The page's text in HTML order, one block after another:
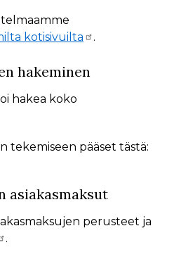
kotisivuilta
.
hakeminen
hakea koko
tekemiseen pääset tästä:
asiakasmaksut
perusteet ja
.